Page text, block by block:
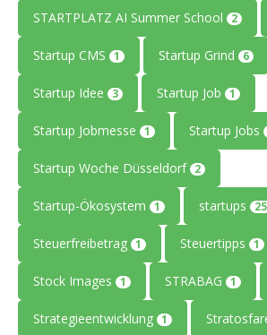
STARTPLATZ AI Summer School 2
Startup CMS 1 Startup Grind 6
Startup Idee 3 Startup Job 1
Startup Jobmesse 1 Startup Jobs
Startup Woche Düsseldorf 2
Startup-Ökosystem 1 startups 25
Steuerfreibetrag 1 Steuertipps 1
Stock Images 1 STRABAG 1
Strategieentwicklung 1